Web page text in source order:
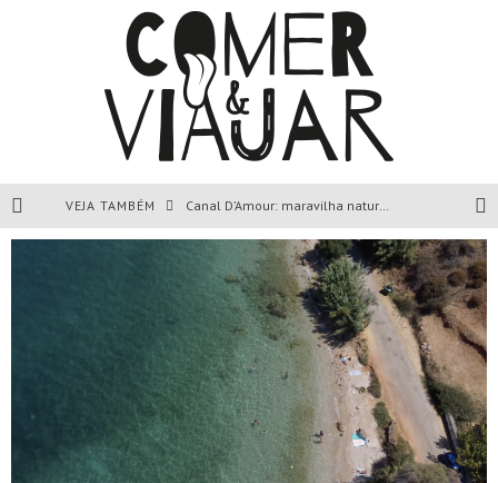
VEJA TAMBÉM Canal D’Amour: maravilha natural de Corfu, Grécia.
Liapades Beach, Corfu, Grécia.
Paleokastritsa, Corfu, Grécia.
Todas as dicas sobre a ilha de Corfu, Grécia.